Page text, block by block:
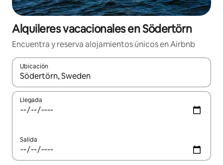
Alquileres vacacionales en Södertörn
Encuentra y reserva alojamientos únicos en Airbnb
Ubicación
Cuando los resultados estén disponibles, navega con las
Llegada
Salida